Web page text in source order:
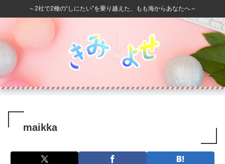
～2社で2種の“しにたい”を乗り越えた、もも海からあなたへ～
maikka